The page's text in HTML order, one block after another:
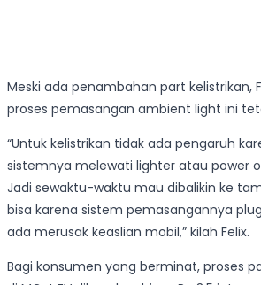
Meski ada penambahan part kelistrikan,
proses pemasangan ambient light ini
“Untuk kelistrikan tidak ada pengaruh
sistemnya melewati lighter atau power
Jadi sewaktu-waktu mau dibalikin ke
bisa karena sistem pemasangannya
ada merusak keaslian mobil,” kilah Felix.
Bagi konsumen yang berminat, proses